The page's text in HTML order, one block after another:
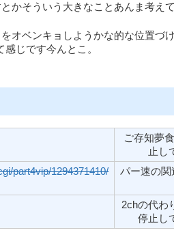
かそういう大きなことあんま考えて
オベンキョしようかな的な位置づ
じです今んとこ。
ご存知夢
止し
part4vip/1294371410/
パー速の関
2chの代わ
停止し